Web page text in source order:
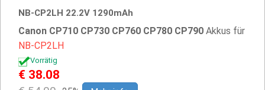
NB-CP2LH 22.2V 1290mAh
Canon CP710 CP730 CP760 CP780 CP790 Akkus für
NB-CP2LH
Vorrätig
€ 38.08